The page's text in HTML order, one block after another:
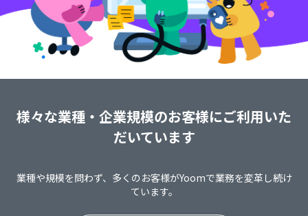
様々な業種・企業規模のお客様にご利用いた
だいています
業種や規模を問わず、多くのお客様がYoomで業務を変革し続け
ています。